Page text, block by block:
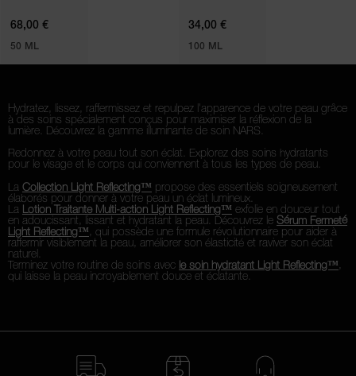
68,00 €
50 ML
34,00 €
100 ML
Hydratez, lissez, raffermissez et repulpez l'apparence de votre peau grâce
à des soins spécialement conçus pour maximiser la réflexion de la
lumière. Découvrez la gamme illuminante de soin NARS.
Redonnez à votre peau tout son éclat. Explorez des soins hydratants
pour le visage et le corps qui conviennent à tous les types de peau.
La Collection Light Reflecting™ propose des essentiels soigneusement
élaborés pour donner à votre peau un éclat lumineux.
La Lotion Traitante Multi-action Light Reflecting™ exfolie en douceur tout
en adoucissant, lissant et hydratant la peau. Découvrez le Sérum Fermeté
Light Reflecting™, qui possède une formule révolutionnaire pour aider à
raffermir visiblement la peau, améliorer son élasticité et raviver son éclat
naturel.
Terminez votre routine de soins avec le soin hydratant Light Reflecting™,
qui laisse la peau incroyablement douce et éclatante.